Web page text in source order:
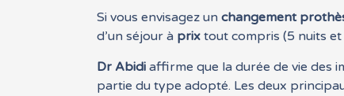
Si vous envisagez unchangement
d’un séjour à prix tout compris (5 nuits et
Dr Abidi affirme que la durée de vie des
partie du type adopté. Les deux